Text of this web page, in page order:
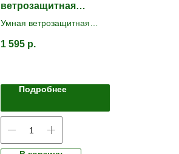
ветрозащитная
SMART А 30м2
Умная ветрозащитная
1 595 р.
Подробнее